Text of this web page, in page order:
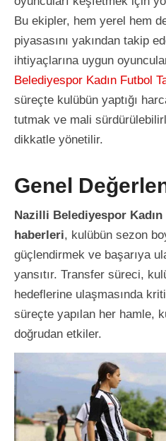
Bu ekipler, hem yerel hem
piyasasını yakından takip
ihtiyaçlarına uygun
Belediyespor Kadın Futbol
süreçte kulübün yaptığı
tutmak ve mali
dikkatle yönetilir.
Genel
Nazilli Belediyespor Kadın
haberleri, kulübün sezon
güçlendirmek ve başarıya
yansıtır. Transfer süreci,
hedeflerine ulaşmasında
süreçte yapılan her hamle,
doğrudan etkiler.